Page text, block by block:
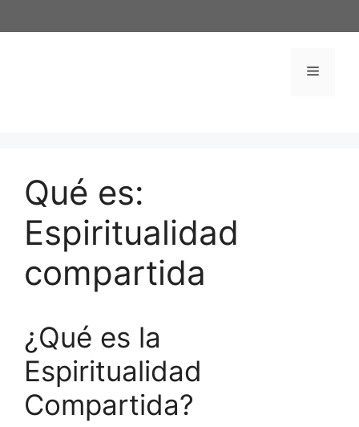
al
Menú
Qué es:
Espiritualidad
compartida
¿Qué es la
Espiritualidad
Compartida?